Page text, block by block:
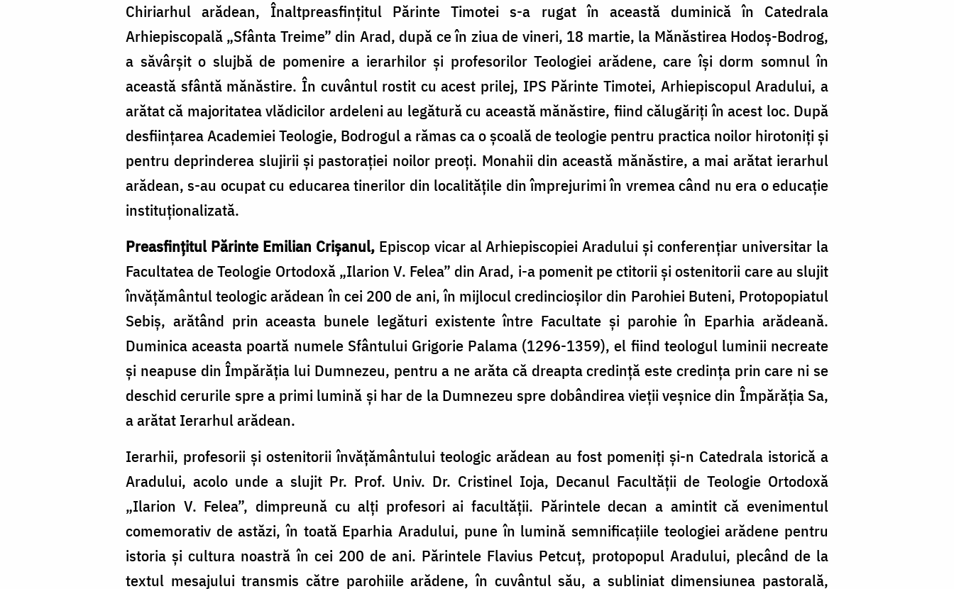
Chiriarhul arădean, Înaltpreasfințitul Părinte Timotei s-a rugat în această duminică în Catedrala
Arhiepiscopală „Sfânta Treime” din Arad, după ce în ziua de vineri, 18 martie, la Mănăstirea Hodoș-Bodrog,
a săvârșit o slujbă de pomenire a ierarhilor și profesorilor Teologiei arădene, care își dorm somnul în
această sfântă mănăstire. În cuvântul rostit cu acest prilej, IPS Părinte Timotei, Arhiepiscopul Aradului, a
arătat că majoritatea vlădicilor ardeleni au legătură cu această mănăstire, fiind călugăriți în acest loc. După
desființarea Academiei Teologie, Bodrogul a rămas ca o școală de teologie pentru practica noilor hirotoniți și
pentru deprinderea slujirii și pastorației noilor preoți. Monahii din această mănăstire, a mai arătat ierarhul
arădean, s-au ocupat cu educarea tinerilor din localitățile din împrejurimi în vremea când nu era o educație
instituționalizată.
Preasfințitul Părinte Emilian Crișanul, Episcop vicar al Arhiepiscopiei Aradului și conferențiar universitar la
Facultatea de Teologie Ortodoxă „Ilarion V. Felea” din Arad, i-a pomenit pe ctitorii și ostenitorii care au slujit
învățământul teologic arădean în cei 200 de ani, în mijlocul credincioșilor din Parohiei Buteni, Protopopiatul
Sebiș, arătând prin aceasta bunele legături existente între Facultate și parohie în Eparhia arădeană.
Duminica aceasta poartă numele Sfântului Grigorie Palama (1296-1359), el fiind teologul luminii necreate
și neapuse din Împărăția lui Dumnezeu, pentru a ne arăta că dreapta credință este credința prin care ni se
deschid cerurile spre a primi lumină și har de la Dumnezeu spre dobândirea vieții veșnice din Împărăția Sa,
a arătat Ierarhul arădean.
Ierarhii, profesorii și ostenitorii învățământului teologic arădean au fost pomeniți și-n Catedrala istorică a
Aradului, acolo unde a slujit Pr. Prof. Univ. Dr. Cristinel Ioja, Decanul Facultății de Teologie Ortodoxă
„Ilarion V. Felea”, dimpreună cu alți profesori ai facultății. Părintele decan a amintit că evenimentul
comemorativ de astăzi, în toată Eparhia Aradului, pune în lumină semnificațiile teologiei arădene pentru
istoria și cultura noastră în cei 200 de ani. Părintele Flavius Petcuț, protopopul Aradului, plecând de la
textul mesajului transmis către parohiile arădene, în cuvântul său, a subliniat dimensiunea pastorală,